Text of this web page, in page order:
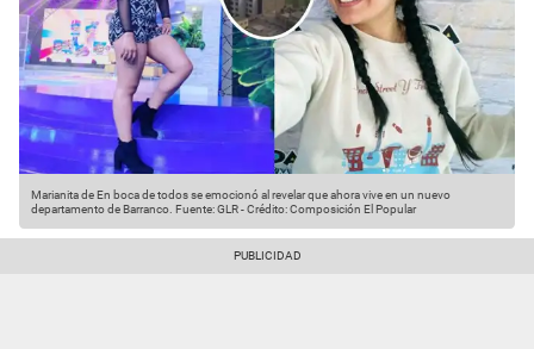
Marianita de En boca de todos se emocionó al revelar que ahora vive en un nuevo
departamento de Barranco. Fuente: GLR-Crédito: Composición El Popular